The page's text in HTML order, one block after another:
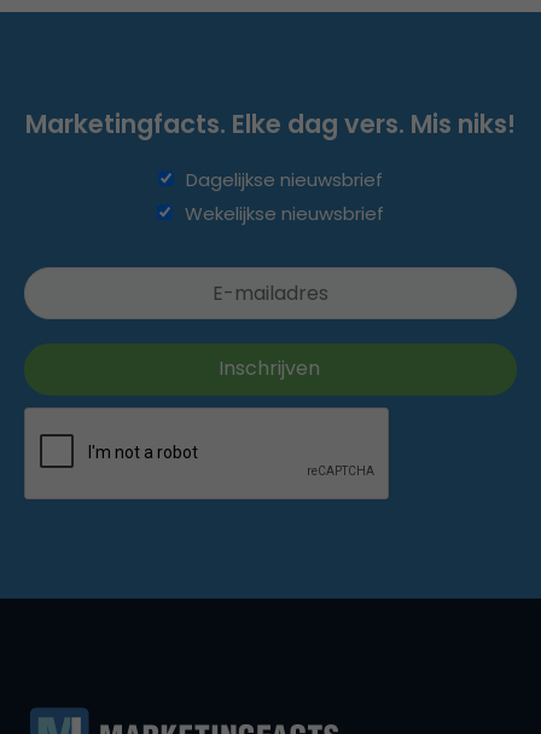
Marketingfacts. Elke dag vers. Mis niks!
Dagelijkse nieuwsbrief
Wekelijkse nieuwsbrief